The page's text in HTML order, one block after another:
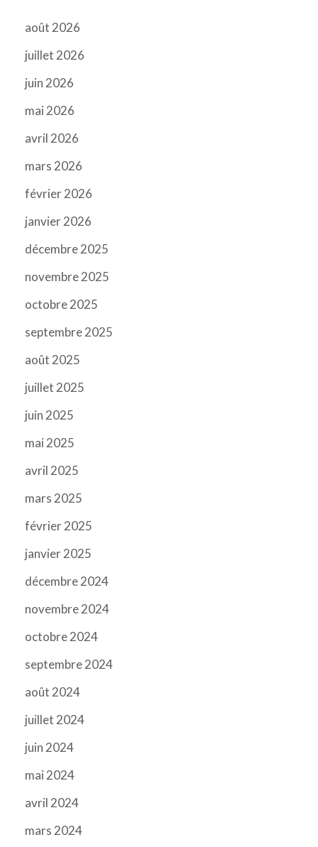
août 2026
juillet 2026
juin 2026
mai 2026
avril 2026
mars 2026
février 2026
janvier 2026
décembre 2025
novembre 2025
octobre 2025
septembre 2025
août 2025
juillet 2025
juin 2025
mai 2025
avril 2025
mars 2025
février 2025
janvier 2025
décembre 2024
novembre 2024
octobre 2024
septembre 2024
août 2024
juillet 2024
juin 2024
mai 2024
avril 2024
mars 2024